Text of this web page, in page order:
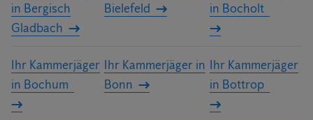
in Bergisch
Gladbach
Bielefeld
in Bocholt
Ihr Kammerjäger
in Bochum
Ihr Kammerjäger in
Bonn
Ihr Kammerjäger
in Bottrop